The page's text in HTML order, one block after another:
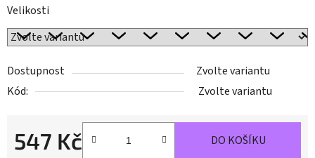
Velikosti
Dostupnost
Zvolte variantu
Kód:
Zvolte variantu
547 Kč DO KOŠÍKU